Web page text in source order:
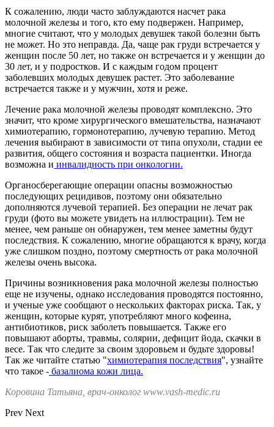
К сожалению, люди часто заблуждаются насчет рака
молочной железы и того, кто ему подвержен. Например,
многие считают, что у молодых девушек такой болезни быть
не может. Но это неправда. Да, чаще рак груди встречается у
женщин после 50 лет, но также он встречается и у женщин до
30 лет, и у подростков. И с каждым годом процент
заболевших молодых девушек растет. Это заболевание
встречается также и у мужчин, хотя и реже.
Лечение рака молочной железы проводят комплексно. Это
значит, что кроме хирургического вмешательства, назначают
химиотерапию, гормонотерапию, лучевую терапию. Метод
лечения выбирают в зависимости от типа опухоли, стадии ее
развития, общего состояния и возраста пациентки. Иногда
возможна и инвалидность при онкологии.
Органосберегающие операции опасны возможностью
последующих рецидивов, поэтому они обязательно
дополняются лучевой терапией. Без операции не лечат рак
груди (фото вы можете увидеть на иллюстрации). Тем не
менее, чем раньше он обнаружен, тем менее заметны будут
последствия. К сожалению, многие обращаются к врачу, когда
уже слишком поздно, поэтому смертность от рака молочной
железы очень высока.
Причины возникновения рака молочной железы полностью
еще не изучены, однако исследования проводятся постоянно,
и ученые уже сообщают о нескольких факторах риска. Так, у
женщин, которые курят, употребляют много кофеина,
антибиотиков, риск заболеть повышается. Также его
повышают аборты, травмы, солярии, дефицит йода, скачки в
весе. Так что следите за своим здоровьем и будьте здоровы!
Так же читайте статью "химиотерапия последствия", узнайте
что такое - базалиома кожи лица.
Коровина Татьяна, врач-онколог www.vash-medic.ru
Prev Next